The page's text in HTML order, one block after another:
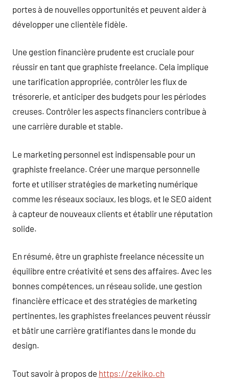
portes à de nouvelles opportunités et peuvent aider à
développer une clientèle fidèle.
Une gestion financière prudente est cruciale pour
réussir en tant que graphiste freelance. Cela implique
une tarification appropriée, contrôler les flux de
trésorerie, et anticiper des budgets pour les périodes
creuses. Contrôler les aspects financiers contribue à
une carrière durable et stable.
Le marketing personnel est indispensable pour un
graphiste freelance. Créer une marque personnelle
forte et utiliser stratégies de marketing numérique
comme les réseaux sociaux, les blogs, et le SEO aident
à capteur de nouveaux clients et établir une réputation
solide.
En résumé, être un graphiste freelance nécessite un
équilibre entre créativité et sens des affaires. Avec les
bonnes compétences, un réseau solide, une gestion
financière efficace et des stratégies de marketing
pertinentes, les graphistes freelances peuvent réussir
et bâtir une carrière gratifiantes dans le monde du
design.
Tout savoir à propos de https://zekiko.ch